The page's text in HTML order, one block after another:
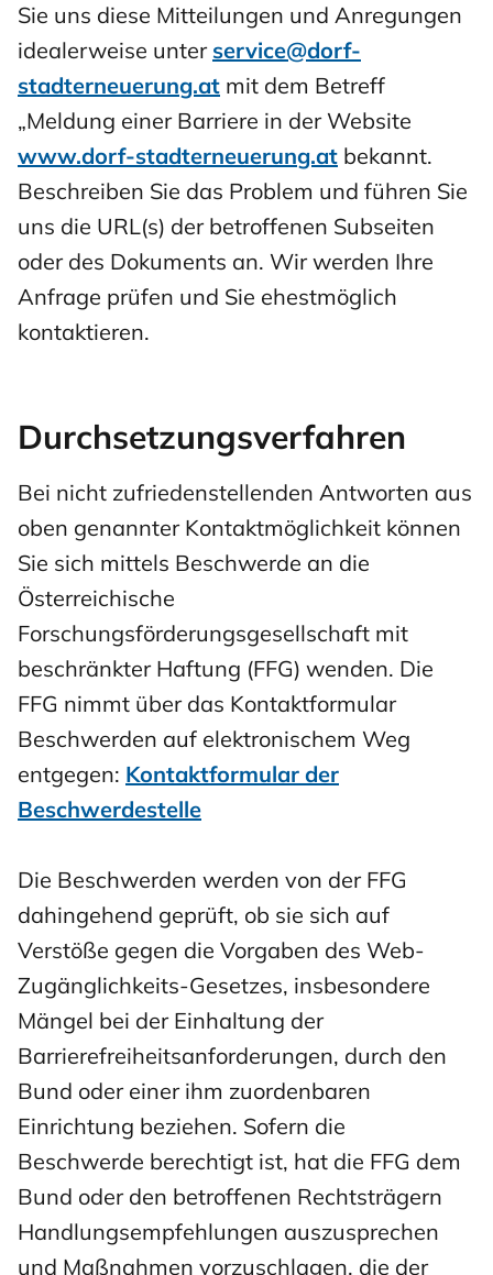
Sie uns diese Mitteilungen und Anregungen
idealerweise unter service@dorf-
stadterneuerung.at mit dem Betreff
„Meldung einer Barriere in der Website
www.dorf-stadterneuerung.at bekannt.
Beschreiben Sie das Problem und führen Sie
uns die URL(s) der betroffenen Subseiten
oder des Dokuments an. Wir werden Ihre
Anfrage prüfen und Sie ehestmöglich
kontaktieren.
Durchsetzungsverfahren
Bei nicht zufriedenstellenden Antworten aus
oben genannter Kontaktmöglichkeit können
Sie sich mittels Beschwerde an die
Österreichische
Forschungsförderungsgesellschaft mit
beschränkter Haftung (FFG) wenden. Die
FFG nimmt über das Kontaktformular
Beschwerden auf elektronischem Weg
entgegen: Kontaktformular der
Beschwerdestelle
Die Beschwerden werden von der FFG
dahingehend geprüft, ob sie sich auf
Verstöße gegen die Vorgaben des Web-
Zugänglichkeits-Gesetzes, insbesondere
Mängel bei der Einhaltung der
Barrierefreiheitsanforderungen, durch den
Bund oder einer ihm zuordenbaren
Einrichtung beziehen. Sofern die
Beschwerde berechtigt ist, hat die FFG dem
Bund oder den betroffenen Rechtsträgern
Handlungsempfehlungen auszusprechen
und Maßnahmen vorzuschlagen, die der